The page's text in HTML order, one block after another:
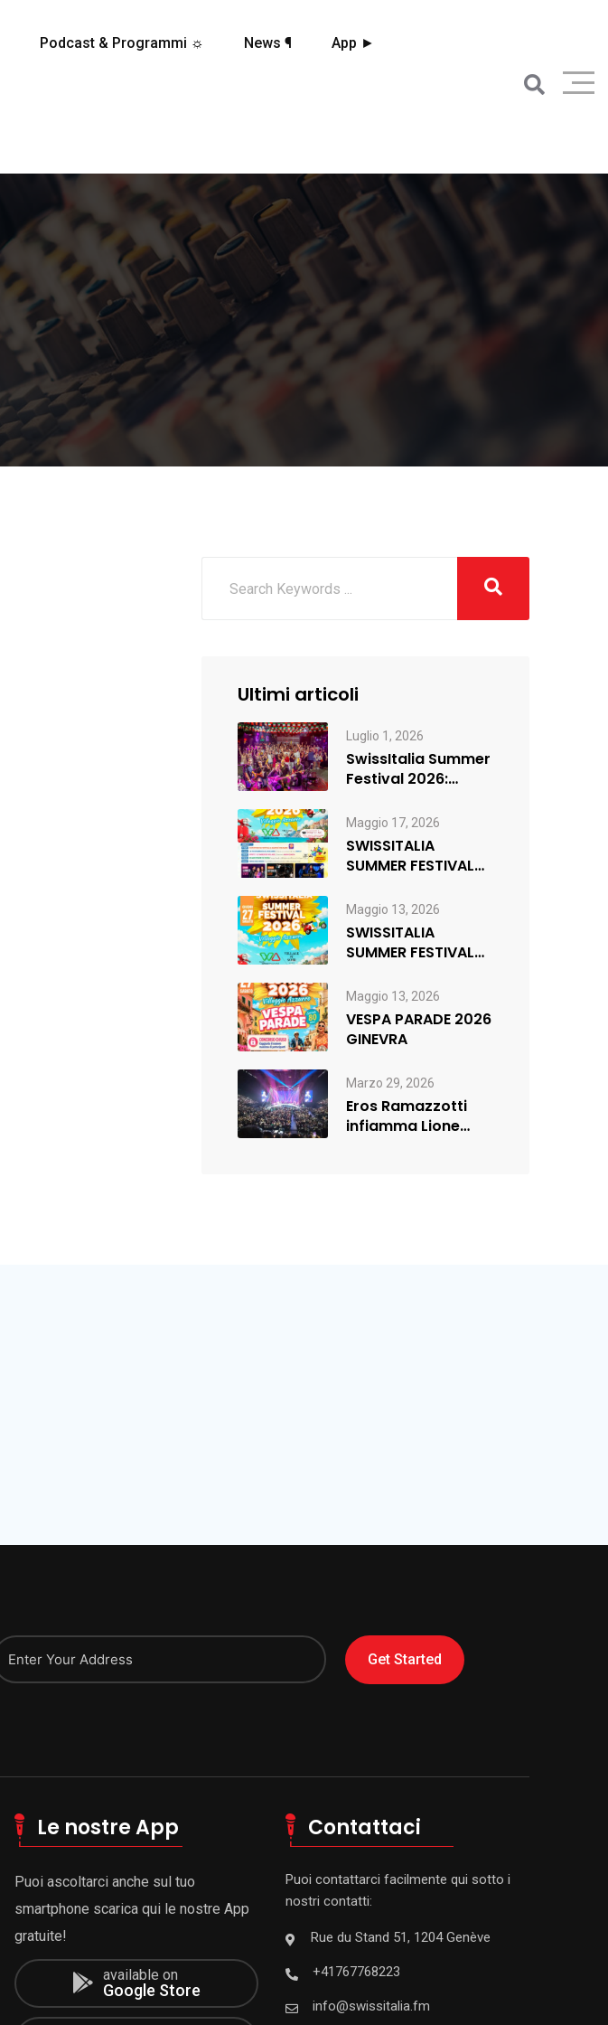
Podcast & Programmi ☼ News ¶ App ►
Ultimi articoli
Luglio 1, 2026
SwissItalia Summer
Festival 2026:
di musica,…
Maggio 17, 2026
SWISSITALIA
SUMMER FESTIVAL
Maggio 13, 2026
SWISSITALIA
SUMMER FESTIVAL
Maggio 13, 2026
VESPA PARADE 2026
GINEVRA
Marzo 29, 2026
Eros Ramazzotti
infiamma Lione
Get Started
Le nostre App
Puoi ascoltarci anche sul tuo
smartphone scarica qui le nostre App
gratuite!
available on
Google Store
Contattaci
Puoi contattarci facilmente qui sotto i
nostri contatti:
Rue du Stand 51, 1204 Genève
+41767768223
info@swissitalia.fm